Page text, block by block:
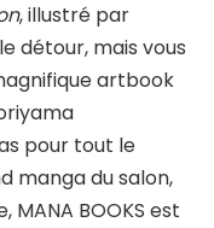
, illustré par
détour, mais vous
artbook
pour tout le
manga du salon,
MANA BOOKS est